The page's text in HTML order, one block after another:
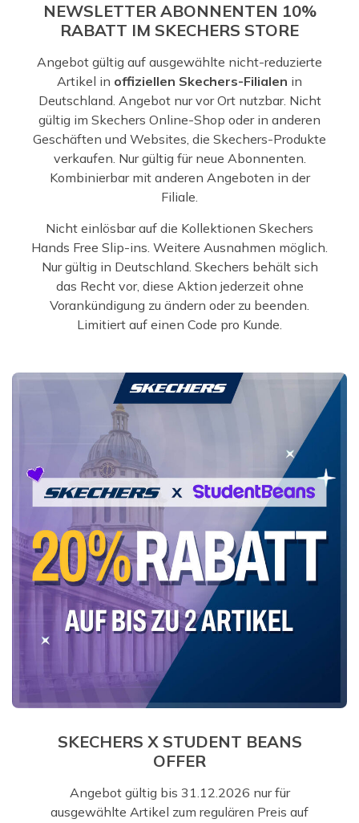
NEWSLETTER ABONNENTEN 10%
RABATT IM SKECHERS STORE
Angebot gültig auf ausgewählte nicht-reduzierte
Artikel in offiziellen Skechers-Filialen in
Deutschland. Angebot nur vor Ort nutzbar. Nicht
gültig im Skechers Online-Shop oder in anderen
Geschäften und Websites, die Skechers-Produkte
verkaufen. Nur gültig für neue Abonnenten.
Kombinierbar mit anderen Angeboten in der
Filiale.
Nicht einlösbar auf die Kollektionen Skechers
Hands Free Slip-ins. Weitere Ausnahmen möglich.
Nur gültig in Deutschland. Skechers behält sich
das Recht vor, diese Aktion jederzeit ohne
Vorankündigung zu ändern oder zu beenden.
Limitiert auf einen Code pro Kunde.
SKECHERS X STUDENT BEANS
OFFER
Angebot gültig bis 31.12.2026 nur für
ausgewählte Artikel zum regulären Preis auf